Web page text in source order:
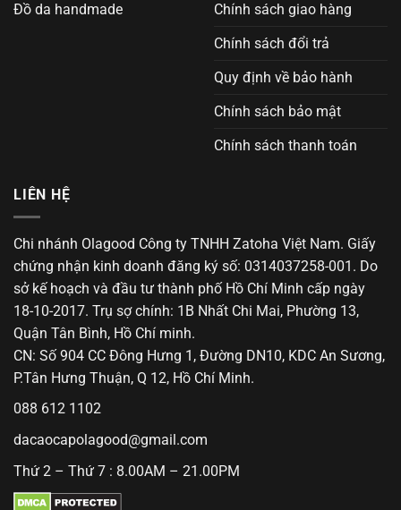
Đồ da handmade
Chính sách giao hàng
Chính sách đổi trả
Quy định về bảo hành
Chính sách bảo mật
Chính sách thanh toán
LIÊN HỆ
Chi nhánh Olagood Công ty TNHH Zatoha Việt Nam. Giấy
chứng nhận kinh doanh đăng ký số: 0314037258-001. Do
sở kế hoạch và đầu tư thành phố Hồ Chí Minh cấp ngày
18-10-2017. Trụ sợ chính: 1B Nhất Chi Mai, Phường 13,
Quận Tân Bình, Hồ Chí minh.
CN: Số 904 CC Đông Hưng 1, Đường DN10, KDC An Sương,
P.Tân Hưng Thuận, Q 12, Hồ Chí Minh.
088 612 1102
dacaocapolagood@gmail.com
Thứ 2 – Thứ 7 : 8.00AM – 21.00PM